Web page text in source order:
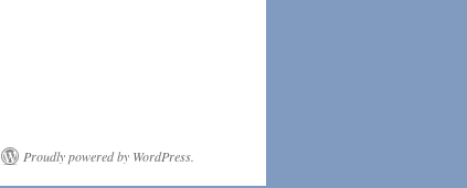
Proudly powered by WordPress.